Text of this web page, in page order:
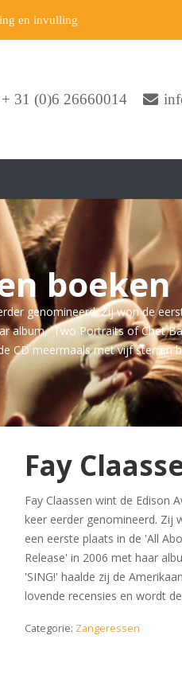
en invulling
+ 31 (0)6 26660014
boeken
genomineerd. Zij won de
album, 'Two Portraits of Chet
CD meermaals met vijf sterren
Fay
Fay Claassen wint de Edison
keer eerder genomineerd. Zij
een eerste plaats in de 'All
Release' in 2006 met haar
'SING!' haalde zij de
lovende recensies en wordt
Categorie: Zangeressen